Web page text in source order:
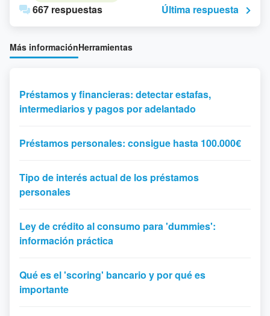
667 respuestas Última respuesta
Más informaciónHerramientas
Préstamos y financieras: detectar estafas,
intermediarios y pagos por adelantado
Préstamos personales: consigue hasta 100.000€
Tipo de interés actual de los préstamos
personales
Ley de crédito al consumo para 'dummies':
información práctica
Qué es el 'scoring' bancario y por qué es
importante